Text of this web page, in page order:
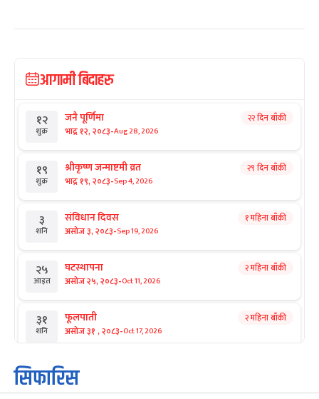
आगामी बिदाहरु
१२
शुक्र
जनै पूर्णिमा
भाद्र १२, २०८३-Aug 28, 2026
२२ दिन बाँकी
१९
शुक्र
श्रीकृष्ण जन्माष्टमी व्रत
भाद्र १९, २०८३-Sep 4, 2026
२९ दिन बाँकी
३
शनि
संविधान दिवस
असोज ३, २०८३-Sep 19, 2026
१ महिना बाँकी
२५
आइत
घटस्थापना
असोज २५, २०८३-Oct 11, 2026
२ महिना बाँकी
३१
शनि
फूलपाती
असोज ३१ , २०८३-Oct 17, 2026
२ महिना बाँकी
१
आइत
कार्तिक सङ्क्रान्ति
कार्तिक १, २०८३
सिफारिस